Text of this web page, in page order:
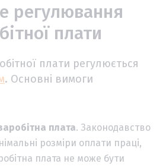
регулювання
плати
плати регулюється
. Основні вимоги
плата. Законодавство
розміри оплати праці,
плата не може бути